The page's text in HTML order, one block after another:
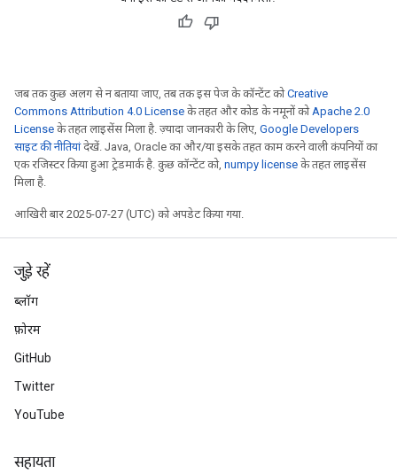
जब तक कुछ अलग से न बताया जाए, तब तक इस पेज के कॉन्टेंट कोCreative
Commons Attribution 4.0 License के तहत और कोड के नमूनों कोApache 2.0
License के तहत लाइसेंस मिला है. ज़्यादा जानकारी के लिए, Google Developers
साइट की नीतियांदेखें. Java, Oracle का और/या इसके तहत काम करने वाली कंपनियों का
एक रजिस्टर किया हुआ ट्रेडमार्क है. कुछ कॉन्टेंट को, numpy license के तहत लाइसेंस
मिला है.
आखिरी बार 2025-07-27 (UTC) को अपडेट किया गया.
जुड़े रहें
ब्लॉग
फ़ोरम
GitHub
Twitter
YouTube
सहायता